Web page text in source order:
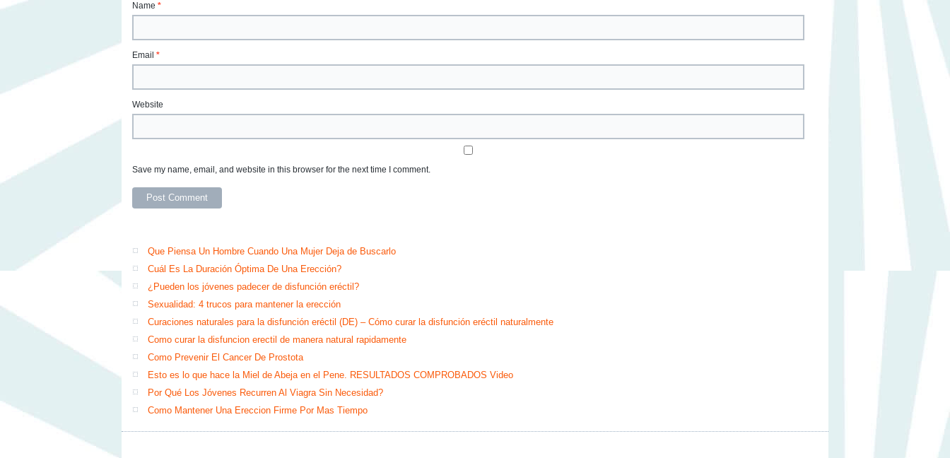
Name *
Email *
Website
Save my name, email, and website in this browser for the next time I comment.
Que Piensa Un Hombre Cuando Una Mujer Deja de Buscarlo
Cuál Es La Duración Óptima De Una Erección?
¿Pueden los jóvenes padecer de disfunción eréctil?
Sexualidad: 4 trucos para mantener la erección
Curaciones naturales para la disfunción eréctil (DE) – Cómo curar la disfunción eréctil naturalmente
Como curar la disfuncion erectil de manera natural rapidamente
Como Prevenir El Cancer De Prostota
Esto es lo que hace la Miel de Abeja en el Pene. RESULTADOS COMPROBADOS Video
Por Qué Los Jóvenes Recurren Al Viagra Sin Necesidad?
Como Mantener Una Ereccion Firme Por Mas Tiempo